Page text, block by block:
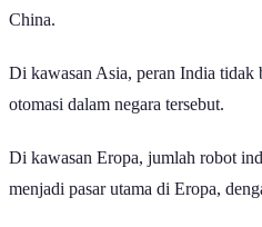
China.
Di kawasan Asia, peran India tidak
otomasi dalam negara tersebut.
Di kawasan Eropa, jumlah robot
menjadi pasar utama di Eropa,